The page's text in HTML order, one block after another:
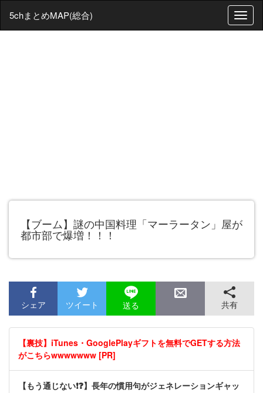
T
o
5chまとめMAP(総合)
【ブーム】謎の中国料理「マーラータン」屋が
都市部で爆増！！！
シェア ツイート 送る 共有
【裏技】iTunes・GooglePlayギフトを無料でGETする方法
がこちらwwwwwww [PR]
【もう通じない❗❓】長年の慣用句がジェネレーションギャッ